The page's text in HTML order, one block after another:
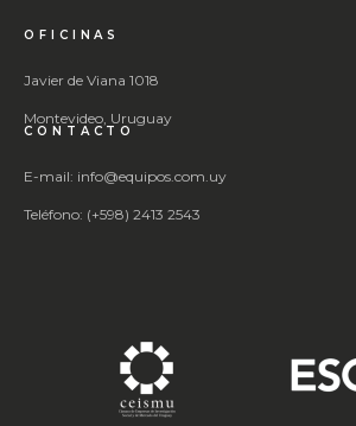
OFICINAS
Javier de Viana 1018
Montevideo, Uruguay
CONTACTO
E-mail: info@equipos.com.uy
Teléfono: (+598) 2413 2543